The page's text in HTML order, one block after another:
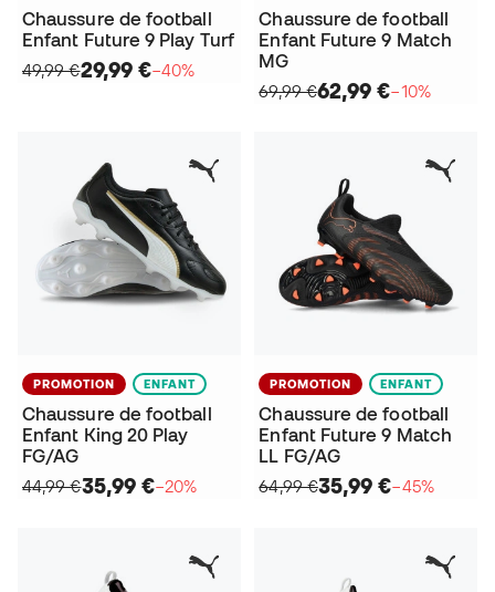
Chaussure de football
Enfant Future 9 Play Turf
49,99 €29,99 €−40%
Chaussure de football
Enfant Future 9 Match
MG
69,99 €62,99 €−10%
PROMOTION ENFANT
Chaussure de football
Enfant King 20 Play
FG/AG
44,99 €35,99 €−20%
PROMOTION ENFANT
Chaussure de football
Enfant Future 9 Match
LL FG/AG
64,99 €35,99 €−45%